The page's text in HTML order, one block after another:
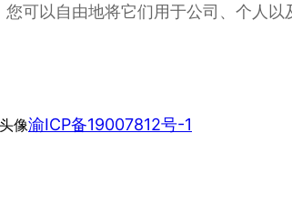
可以自由地将它们用于公司、个人
像渝ICP备19007812号-1